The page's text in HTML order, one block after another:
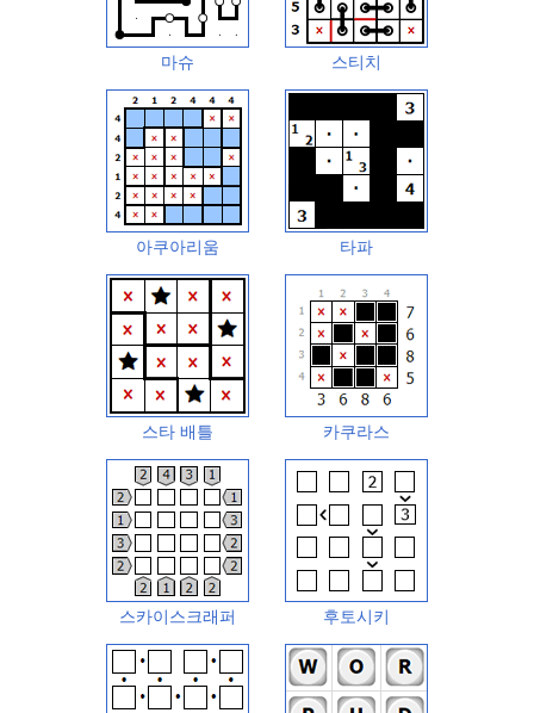
마슈 스티치
아쿠아리움 타파
스타 배틀 카쿠라스
스카이스크래퍼 후토시키